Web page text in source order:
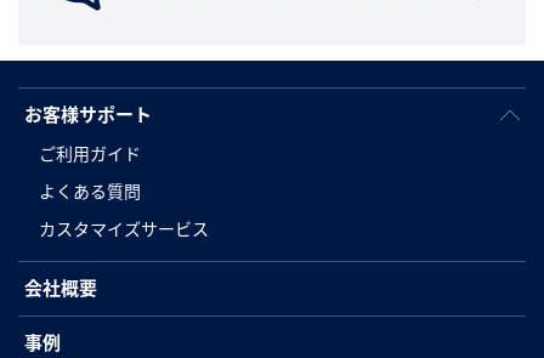
お客様サポート
ご利用ガイド
よくある質問
カスタマイズサービス
会社概要
事例